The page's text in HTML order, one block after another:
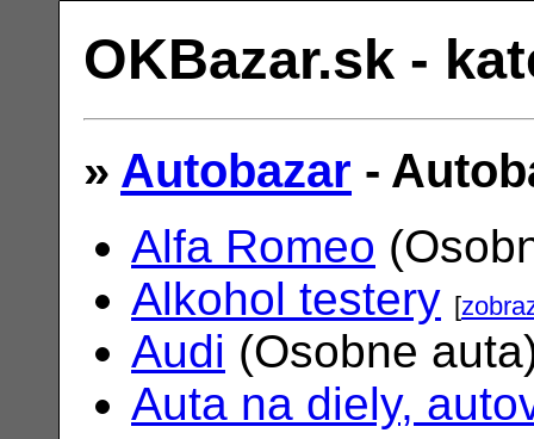
OKBazar.sk -
» Autobazar -
Alfa Romeo
Alkohol testery [
Audi (Osobne
Auta na diely,